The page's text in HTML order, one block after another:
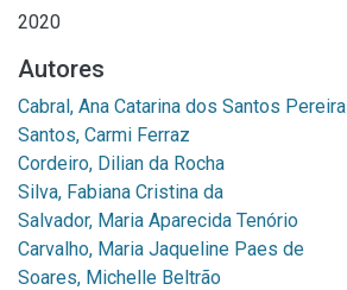
2020
Autores
Cabral, Ana Catarina dos Santos Pereira
Santos, Carmi Ferraz
Cordeiro, Dilian da Rocha
Silva, Fabiana Cristina da
Salvador, Maria Aparecida Tenório
Carvalho, Maria Jaqueline Paes de
Soares, Michelle Beltrão